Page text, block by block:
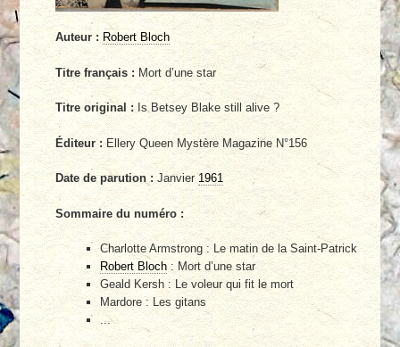
Auteur : Robert Bloch
Titre français : Mort d’une star
Titre original :Is Betsey Blake still alive ?
Éditeur : Ellery Queen Mystère Magazine N°156
Date de parution : Janvier1961
Sommaire du numéro :
Charlotte Armstrong : Le matin de la Saint-Patrick
Robert Bloch: Mort d’une star
Geald Kersh : Le voleur qui fit le mort
Mardore : Les gitans
...